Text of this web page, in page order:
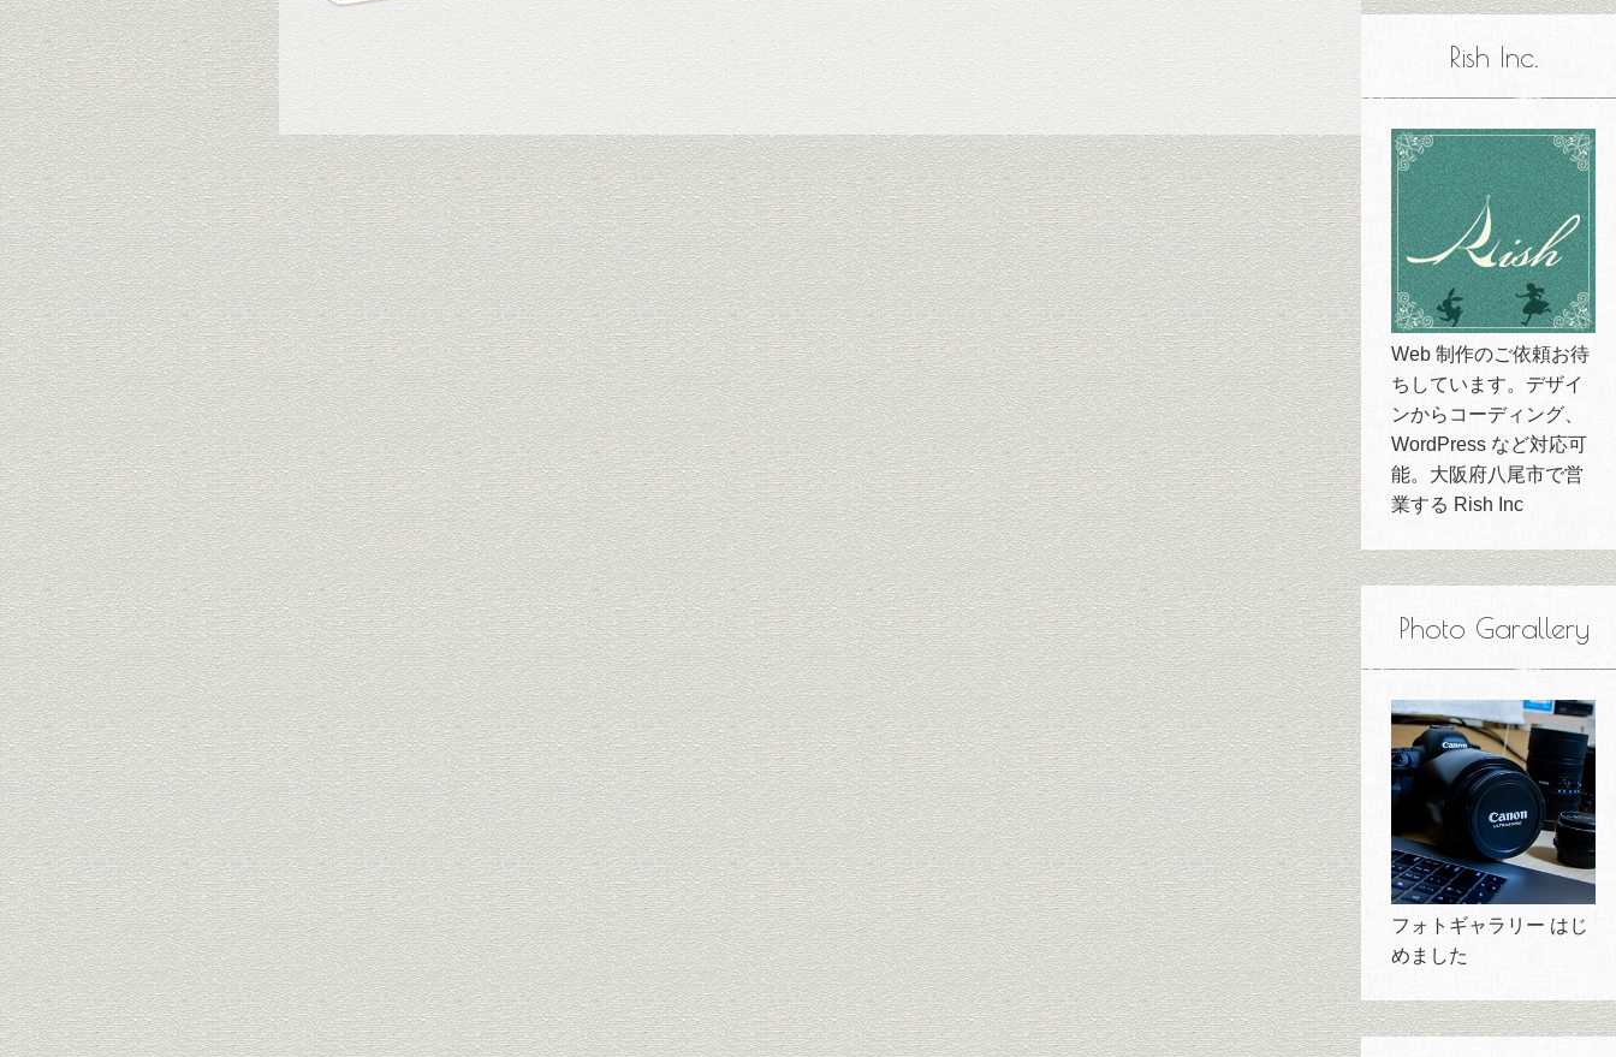
Rish Inc.
Web 制作のご依頼お待
ちしています。デザイ
ンからコーディング、
WordPress など対応可
能。大阪府八尾市で営
業する Rish Inc
Photo Garallery
フォトギャラリー はじ
めました